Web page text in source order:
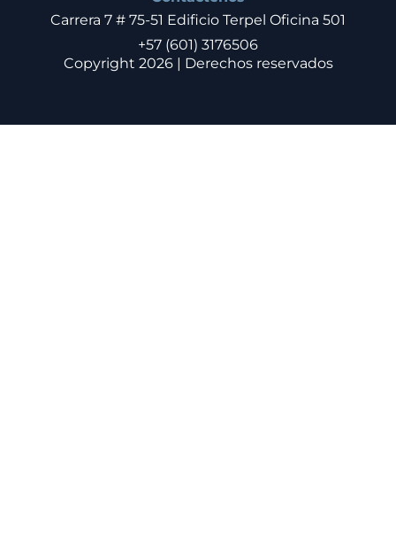
Carrera 7 # 75-51 Edificio Terpel Oficina 501
+57 (601) 3176506
Copyright 2026 | Derechos reservados